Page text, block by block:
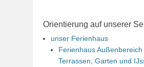
Orientierung auf unserer
unser Ferienhaus
Ferienhaus
Terrassen, Garten und